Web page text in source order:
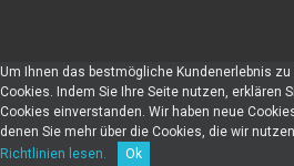
Um Ihnen das bestmögliche Kundenerlebnis
Cookies. Indem Sie Ihre Seite nutzen, erklären
Cookies einverstanden. Wir haben neue
denen Sie mehr über die Cookies, die wir
Richtlinien lesen.
Ok